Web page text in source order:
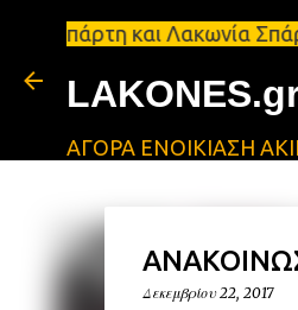
και Λακωνία Σπάρτη
ΑΓΟΡΑ ΕΝΟΙΚΙΑΣΗ
Δεκεμβρίου 22, 2017